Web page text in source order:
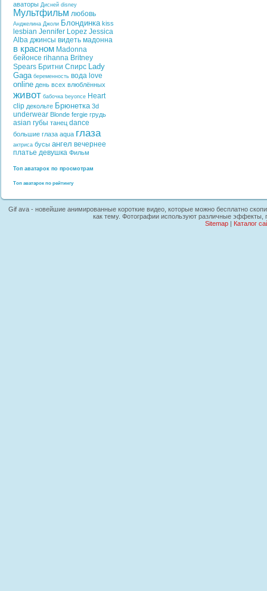
аваторы Дисней disney
Мультфильм любовь
Анджелина Джоли Блондинка kiss
lesbian Jennifer Lopez Jessica
Alba джинсы видеть мадонна
в красном Madonna
бейонсе rihanna Britney
Spears Бритни Спирс Lady
Gaga беременность вода love
online день всех влюблённых
живот бабочка beyonce Heart
clip декольте Брюнетка 3d
underwear Blonde fergie грудь
asian губы танец dance
большие глаза aqua глаза
актриса бусы ангел вечернее
платье девушка Фильм
Топ аватарок по просмотрам
Топ аватарок по рейтингу
Gif ava - новейшие анимированные короткие видео, которые можно бесплатно
как тему. Фотографии используют различные эффекты,
Sitemap| Каталог